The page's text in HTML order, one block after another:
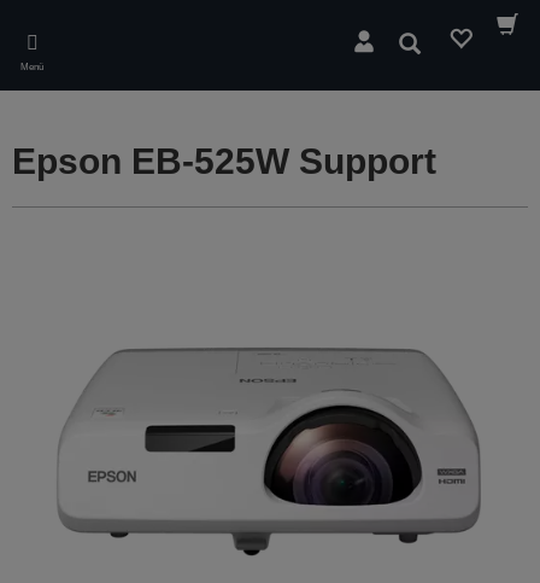
main
content
Menü
Suchen
Epson EB-525W Support